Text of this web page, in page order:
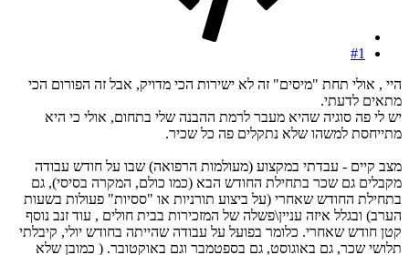
#1
היי , אולי תחת "מיסים" זה לא ישירות הכי מדויק, אבל זה הפורום הכי
מתאים לדעתי.
יש לי פה סוגיה שהיא מעבר לרמת ההבנה שלי בתחום, אולי כי היא
מתייחסת למשהו שלא נתקלים פה כל שכיר.
מצב קיים - עבדתי במקצוע (מעולמות הרפואה) שבו על חודש עבודה
מקבלים גם שכר בתחילת החודש הבא (כמו כולם, המקרה בסיסי), גם
בתחילת החודש שאחרי (על ביצוע תורניות או "ססיות" פעולות בשעות
הערב) ובגלל איזה עניין\פשלה של המזכירות בבית חולים , עוד זנב נוסף
קטן חודש שאחרי. כלומר בפועל על עבודה שהייתה בחודש יולי, קיבלתי
תלושי שכר, גם באוגוסט, גם בספטמבר וגם באוקטובר. ( כמובן שלא